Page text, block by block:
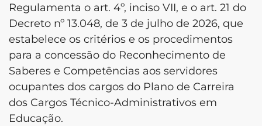
Regulamenta o art. 4º, inciso VII, e o art. 21 do
Decreto nº 13.048, de 3 de julho de 2026, que
estabelece os critérios e os procedimentos
para a concessão do Reconhecimento de
Saberes e Competências aos servidores
ocupantes dos cargos do Plano de Carreira
dos Cargos Técnico-Administrativos em
Educação.